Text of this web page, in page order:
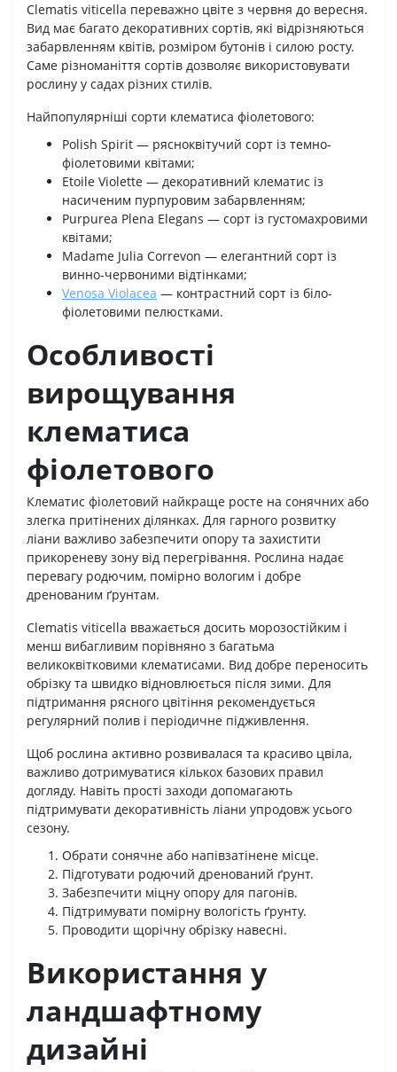
Clematis viticella переважно цвіте з червня до вересня.
Вид має багато декоративних сортів, які відрізняються
забарвленням квітів, розміром бутонів і силою росту.
Саме різноманіття сортів дозволяє використовувати
рослину у садах різних стилів.
Найпопулярніші сорти клематиса фіолетового:
Polish Spirit — рясноквітучий сорт із темно-
фіолетовими квітами;
Etoile Violette — декоративний клематис із
насиченим пурпуровим забарвленням;
Purpurea Plena Elegans — сорт із густомахровими
квітами;
Madame Julia Correvon — елегантний сорт із
винно-червоними відтінками;
Venosa Violacea — контрастний сорт із біло-
фіолетовими пелюстками.
Особливості
вирощування
клематиса
фіолетового
Клематис фіолетовий найкраще росте на сонячних або
злегка притінених ділянках. Для гарного розвитку
ліани важливо забезпечити опору та захистити
прикореневу зону від перегрівання. Рослина надає
перевагу родючим, помірно вологим і добре
дренованим ґрунтам.
Clematis viticella вважається досить морозостійким і
менш вибагливим порівняно з багатьма
великоквітковими клематисами. Вид добре переносить
обрізку та швидко відновлюється після зими. Для
підтримання рясного цвітіння рекомендується
регулярний полив і періодичне підживлення.
Щоб рослина активно розвивалася та красиво цвіла,
важливо дотримуватися кількох базових правил
догляду. Навіть прості заходи допомагають
підтримувати декоративність ліани упродовж усього
сезону.
Обрати сонячне або напівзатінене місце.
Підготувати родючий дренований ґрунт.
Забезпечити міцну опору для пагонів.
Підтримувати помірну вологість ґрунту.
Проводити щорічну обрізку навесні.
Використання у
ландшафтному
дизайні